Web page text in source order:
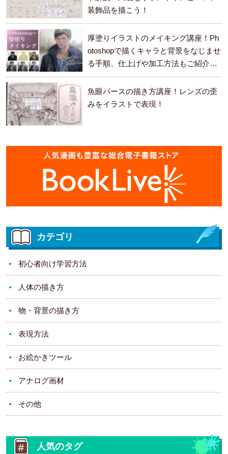
装飾品を描こう！
厚塗りイラストのメイキング講座！Ph
otoshopで描くキャラと背景をなじませ
る手順、仕上げや加工方法もご紹介し
ます。
魚眼パースの描き方講座！レンズの歪
みをイラストで表現！
カテゴリ
初心者向け学習方法
人体の描き方
物・背景の描き方
表現方法
お絵かきツール
アナログ画材
その他
人気のタグ